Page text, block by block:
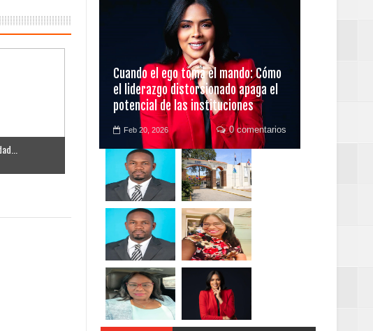
al desarrollo del país.
nuestros campeones cuantosCuando el ego toma el mando: Cómo
el liderazgo distorsionado apaga el
potencial de las instituciones
Feb 20, 2026 0 comentarios